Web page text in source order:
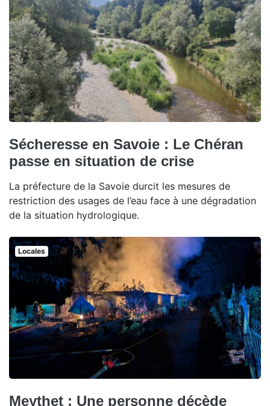
Sécheresse en Savoie : Le Chéran
passe en situation de crise
La préfecture de la Savoie durcit les mesures de
restriction des usages de l’eau face à une dégradation
de la situation hydrologique.
Locales
Meythet : Une personne décède